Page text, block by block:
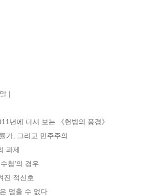
|
년에 다시 보는 《헌법의 풍경》
가, 그리고 민주주의
과제
첩’의 경우
진 적신호
멈출 수 없다